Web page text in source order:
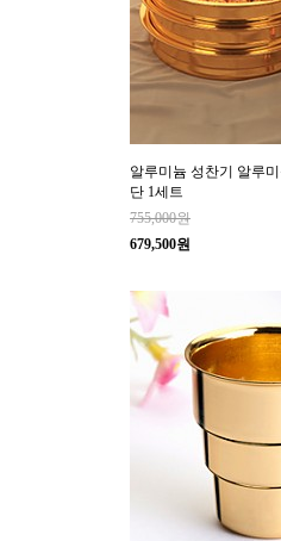
알루미늄 성찬기 알루
단 1세트
755,000원
679,500원